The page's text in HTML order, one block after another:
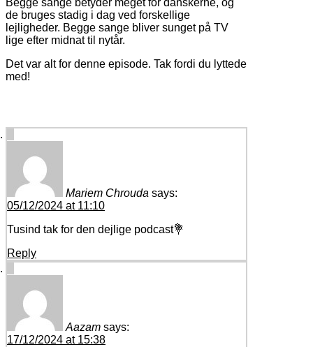
de bruges stadig i dag ved forskellige
lejligheder. Begge sange bliver sunget på TV
lige efter midnat til nytår.
Det var alt for denne episode. Tak fordi du lyttede
med!
Mariem Chrouda says:
05/12/2024 at 11:10
Tusind tak for den dejlige podcast💐
Reply
Aazam says:
17/12/2024 at 15:38